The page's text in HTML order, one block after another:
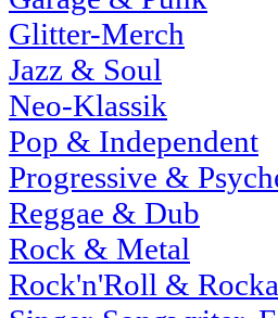
Glitter-Merch
Jazz & Soul
Neo-Klassik
Pop & Independent
Progressive &
Reggae & Dub
Rock & Metal
Rock'n'Roll &